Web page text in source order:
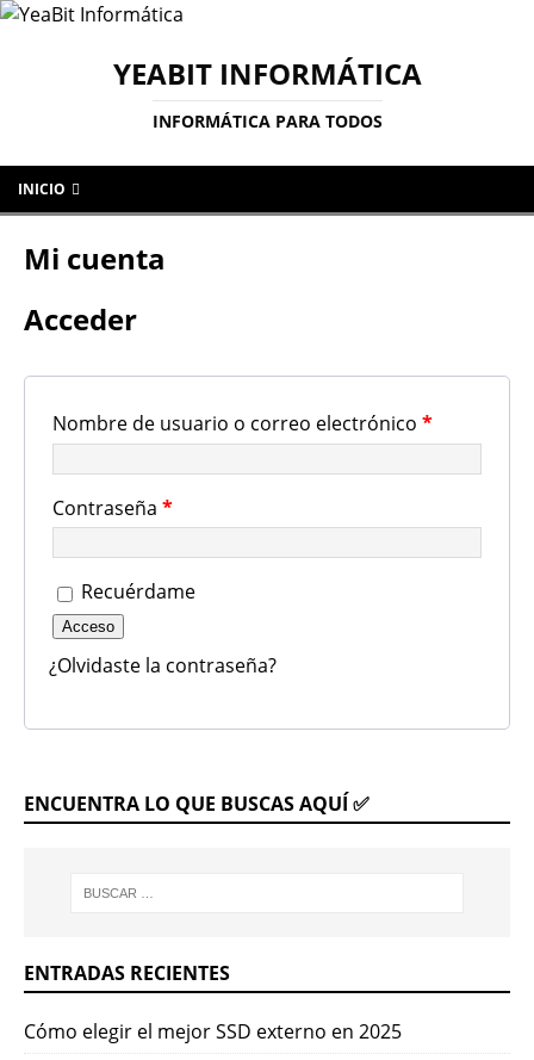
YEABIT INFORMÁTICA
INFORMÁTICA PARA TODOS
INICIO
Mi cuenta
Acceder
Nombre de usuario o correo electrónico *
Contraseña *
Recuérdame
Acceso
¿Olvidaste la contraseña?
ENCUENTRA LO QUE BUSCAS AQUÍ ✅
ENTRADAS RECIENTES
Cómo elegir el mejor SSD externo en 2025